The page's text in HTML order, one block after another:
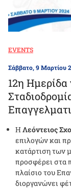
EVENTS
Σάββατο, 9 Μαρτίου
12η
ΗΛεόντειος
επιλογών και
κατάρτιση των
προσφέρει στα
πλαίσιο του
διοργανώνει